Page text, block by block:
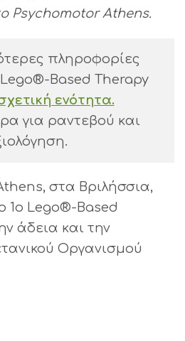
Psychomotor Athens.
πληροφορίες
Based Therapy
ενότητα.
για ραντεβού και
στα Βριλήσσια,
1ο Lego®-Based
άδεια και την
Οργανισμού